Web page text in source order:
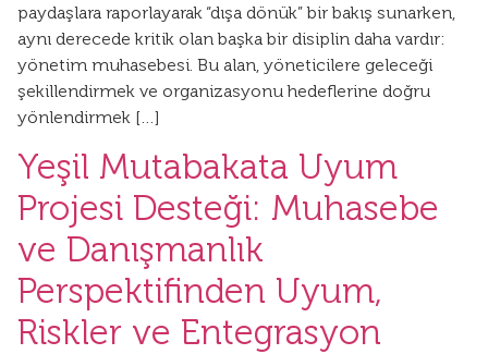
paydaşlara raporlayarak “dışa dönük” bir bakış sunarken,
aynı derecede kritik olan başka bir disiplin daha vardır:
yönetim muhasebesi. Bu alan, yöneticilere geleceği
şekillendirmek ve organizasyonu hedeflerine doğru
yönlendirmek […]
Yeşil Mutabakata Uyum
Projesi Desteği: Muhasebe
ve Danışmanlık
Perspektifinden Uyum,
Riskler ve Entegrasyon